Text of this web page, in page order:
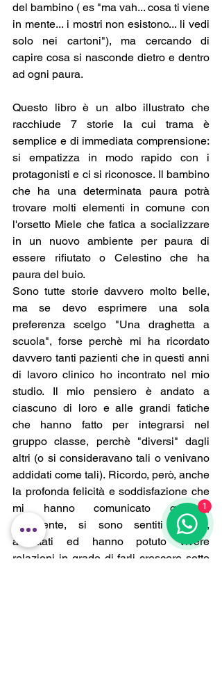
del bambino ( es "ma vah... cosa ti viene
in mente... i mostri non esistono... li vedi
solo nei cartoni"), ma cercando di
capire cosa si nasconde dietro e dentro
ad ogni paura.
Questo libro è un albo illustrato che
racchiude 7 storie la cui trama è
semplice e di immediata comprensione:
si empatizza in modo rapido con i
protagonisti e ci si riconosce. Il bambino
che ha una determinata paura potrà
trovare molti elementi in comune con
l'orsetto Miele che fatica a socializzare
in un nuovo ambiente per paura di
essere rifiutato o Celestino che ha
paura del buio.
Sono tutte storie davvero molto belle,
ma se devo esprimere una sola
preferenza scelgo "Una draghetta a
scuola", forse perchè mi ha ricordato
davvero tanti pazienti che in questi anni
di lavoro clinico ho incontrato nel mio
studio. Il mio pensiero è andato a
ciascuno di loro e alle grandi fatiche
che hanno fatto per integrarsi nel
gruppo classe, perchè "diversi" dagli
altri (o si consideravano tali o venivano
addidati come tali). Ricordo, però, anche
la profonda felicità e soddisfazione che
mi hanno comunicato quando,
finalmente, si sono sentiti accolti,
accettati ed hanno potuto vivere
relazioni in grado di farli crescere sotto
1